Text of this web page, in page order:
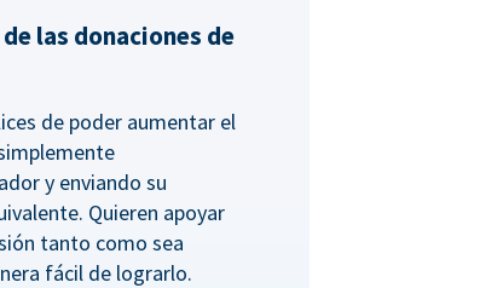
las donaciones de
de poder aumentar el
y enviando su
Quieren apoyar
tanto como sea
fácil de lograrlo.